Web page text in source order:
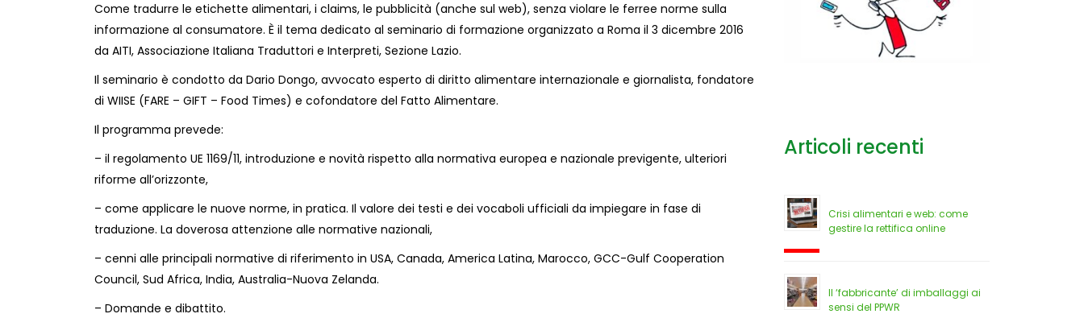
Come tradurre le etichette alimentari, i claims, le pubblicità (anche sul web), senza violare le ferree norme sulla
informazione al consumatore. È il tema dedicato al seminario di formazione organizzato a Roma il 3 dicembre 2016
da AITI, Associazione Italiana Traduttori e Interpreti, Sezione Lazio.
Il seminario è condotto da Dario Dongo, avvocato esperto di diritto alimentare internazionale e giornalista, fondatore
di WIISE (FARE – GIFT – Food Times) e cofondatore del Fatto Alimentare.
Il programma prevede:
– il regolamento UE 1169/11, introduzione e novità rispetto alla normativa europea e nazionale previgente, ulteriori
riforme all’orizzonte,
– come applicare le nuove norme, in pratica. Il valore dei testi e dei vocaboli ufficiali da impiegare in fase di
traduzione. La doverosa attenzione alle normative nazionali,
– cenni alle principali normative di riferimento in USA, Canada, America Latina, Marocco, GCC-Gulf Cooperation
Council, Sud Africa, India, Australia-Nuova Zelanda.
– Domande e dibattito.
Articoli recenti
Crisi alimentari e web: come
gestire la rettifica online
Il ‘fabbricante’ di imballaggi ai
sensi del PPWR